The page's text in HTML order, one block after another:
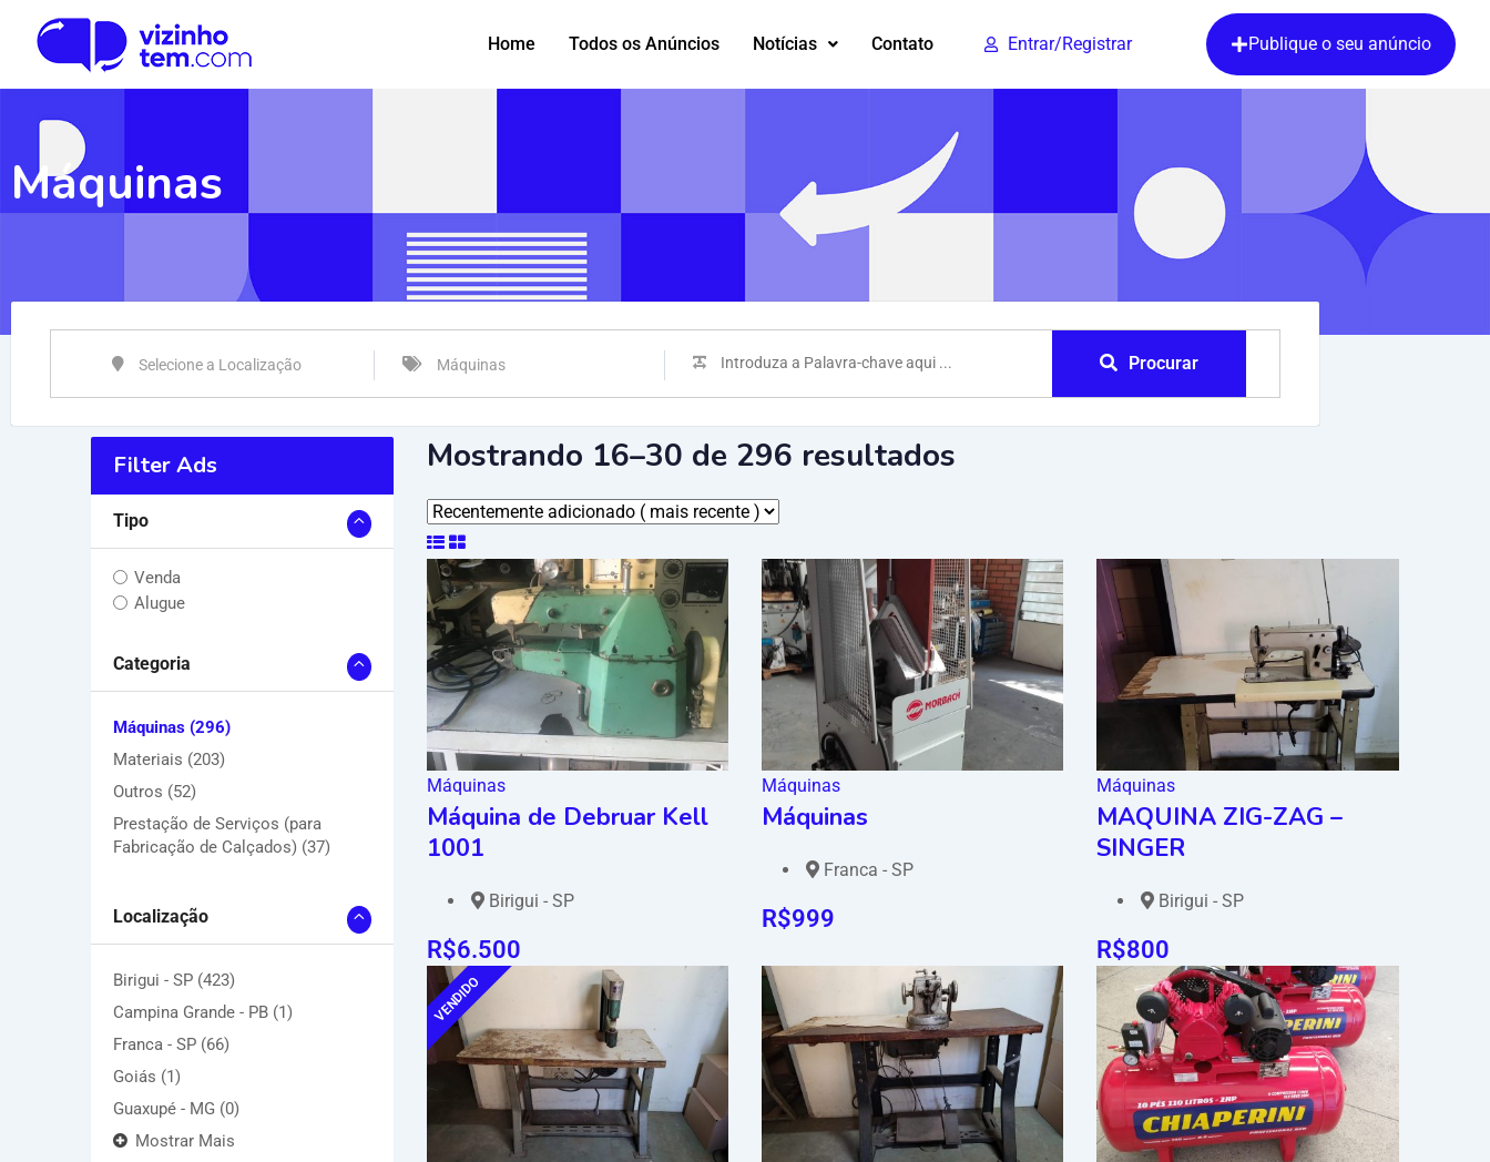
Home Todos os Anúncios Notícias Contato Entrar/Registrar Publique o seu anúncio
Máquinas
Selecione a Localização Máquinas Procurar
Filter Ads
Tipo
Venda
Alugue
Categoria
Máquinas (296)
Materiais (203)
Outros (52)
Prestação de Serviços (para
Fabricação de Calçados) (37)
Localização
Birigui - SP (423)
Campina Grande - PB (1)
Franca - SP (66)
Goiás (1)
Guaxupé - MG (0)
Mostrar Mais
Mostrando 16–30 de 296 resultados
Máquinas
Máquina de Debruar Kell
1001
Birigui - SP
R$6.500
Máquinas
Máquinas
Franca - SP
R$999
Máquinas
MAQUINA ZIG-ZAG –
SINGER
Birigui - SP
R$800
VENDIDO